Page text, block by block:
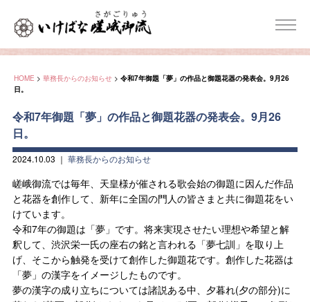
HOME > 華務長からのお知らせ > 令和7年御題「夢」の作品と御題花器の発表会。9月26
日。
令和7年御題「夢」の作品と御題花器の発表会。9月26
日。
2024.10.03 ｜ 華務長からのお知らせ
嵯峨御流では毎年、天皇様が催される歌会始の御題に因んだ作品
と花器を創作して、新年に全国の門人の皆さまと共に御題花をい
けています。
令和7年の御題は「夢」です。将来実現させたい理想や希望と解
釈して、渋沢栄一氏の座右の銘と言われる「夢七訓」を取り上
げ、そこから触発を受けて創作した御題花です。創作した花器は
「夢」の漢字をイメージしたものです。
夢の漢字の成り立ちについては諸説ある中、夕暮れ(夕の部分)に